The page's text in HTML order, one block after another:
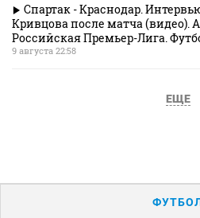
Спартак - Краснодар.
Кривцова после матча (видео).
Российская Премьер-Лига.
9 августа 22:58
ЕЩЕ